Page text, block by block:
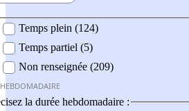
Temps plein (124)
Temps partiel (5)
Non renseignée (209)
la durée hebdomadaire :